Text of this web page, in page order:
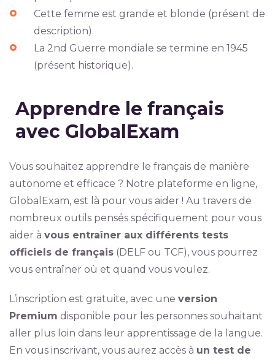
Cette femme est grande et blonde (présent de
description).
La 2nd Guerre mondiale se termine en 1945
(présent historique).
Apprendre le français
avec GlobalExam
Vous souhaitez apprendre le français de manière
autonome et efficace ? Notre plateforme en ligne,
GlobalExam, est là pour vous aider ! Au travers de
nombreux outils pensés spécifiquement pour vous
aider à vous entraîner aux différents tests
officiels de français (DELF ou TCF), vous pourrez
vous entraîner où et quand vous voulez.
L’inscription est gratuite, avec une version
Premium disponible pour les personnes souhaitant
aller plus loin dans leur apprentissage de la langue.
En vous inscrivant, vous aurez accès à un test de